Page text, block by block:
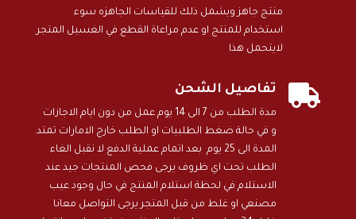
منتج جاهز ويشمل ذلك للقياسات الجاهزه سوء
استخدام للمنتج او عدم مراعاة القطع في الغسيل المتجر
لايتحمل هذا
 تفاصيل الشحن
مدة الطلب من 7 الى 14 يوم عمل من دون ايام الاجازات
و في حالة ضغط الطلبيات او الطلب خارج الامارات تمتد
المدة الى 25 يوم بعد اتمام عملية الدفع لا نقبل الغاء
الطلب تحت اي ظروف يرجى فحص المنتجات جيد عند
الاستلام في لحظة استلام المنتج في حال وجود عيب
مصنعي او غلط من قبل المتجر يرجى التواصل معانا